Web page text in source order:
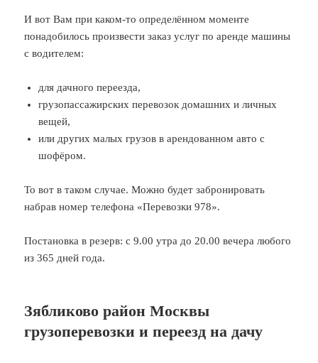
И вот Вам при каком-то определённом моменте
понадобилось произвести заказ услуг по аренде машины
с водителем:
для дачного переезда,
грузопассажирских перевозок домашних и личных
вещей,
или других малых грузов в арендованном авто с
шофёром.
То вот в таком случае. Можно будет забронировать
набрав номер телефона «Перевозки 978».
Постановка в резерв: с 9.00 утра до 20.00 вечера любого
из 365 дней года.
Зябликово район Москвы
грузоперевозки и переезд на дачу